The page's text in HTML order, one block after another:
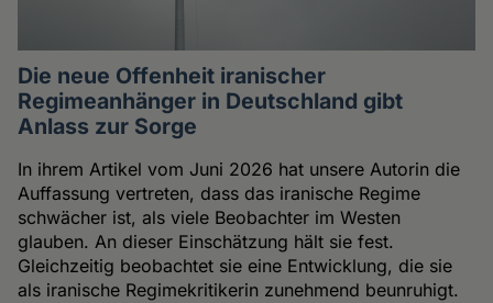
Die neue Offenheit iranischer
Regimeanhänger in Deutschland gibt
Anlass zur Sorge
In ihrem Artikel vom Juni 2026 hat unsere Autorin die
Auffassung vertreten, dass das iranische Regime
schwächer ist, als viele Beobachter im Westen
glauben. An dieser Einschätzung hält sie fest.
Gleichzeitig beobachtet sie eine Entwicklung, die sie
als iranische Regimekritikerin zunehmend beunruhigt.